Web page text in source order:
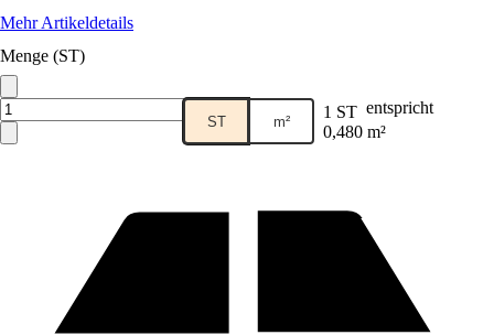
Mehr Artikeldetails
Menge (ST)
ST m² 1 ST entspricht
0,480 m²